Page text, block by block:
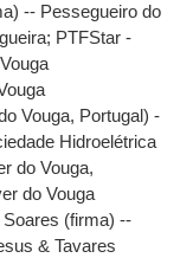
-- Pessegueiro do
; PTFStar -
Vouga, Portugal) -
Hidroelétrica
do Vouga,
do Vouga
(firma) --
& Tavares